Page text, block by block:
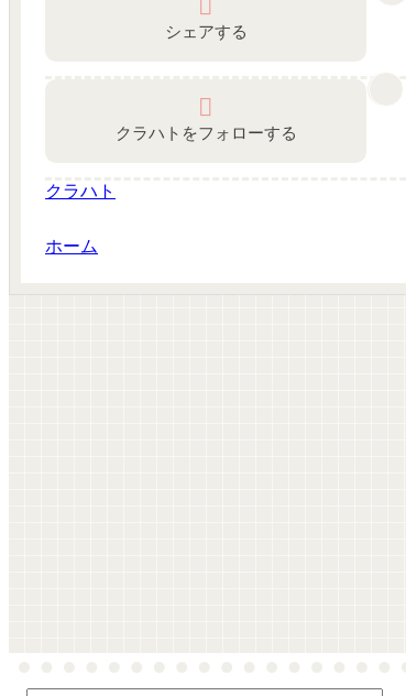
シェアする
クラハトをフォローする
クラハト
ホーム